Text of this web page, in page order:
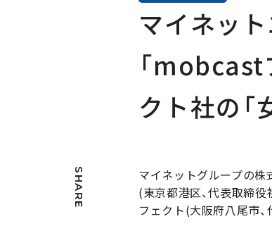
マイネッ
「
クト社の「
SHARE
マイネットグループの
(東京都港区、代表取締
フェクト(大阪府八尾市